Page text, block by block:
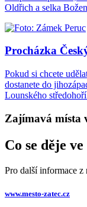
Oldřich a selka
Procházka
Pokud si chcete
dostanete do
Lounského
Zajímavá místa
Co se děje ve
Pro další informace z
www.mesto-zatec.cz